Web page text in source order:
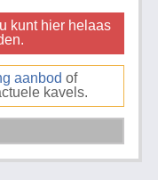
kunt hier helaas
aanbod of
kavels.